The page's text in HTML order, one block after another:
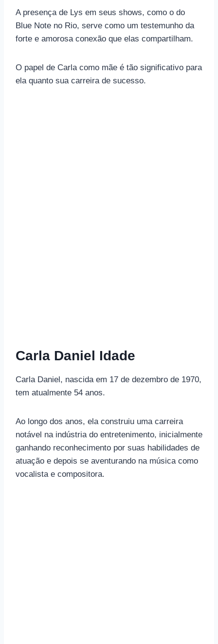
A presença de Lys em seus shows, como o do
Blue Note no Rio, serve como um testemunho da
forte e amorosa conexão que elas compartilham.
O papel de Carla como mãe é tão significativo para
ela quanto sua carreira de sucesso.
Carla Daniel Idade
Carla Daniel, nascida em 17 de dezembro de 1970,
tem atualmente 54 anos.
Ao longo dos anos, ela construiu uma carreira
notável na indústria do entretenimento, inicialmente
ganhando reconhecimento por suas habilidades de
atuação e depois se aventurando na música como
vocalista e compositora.